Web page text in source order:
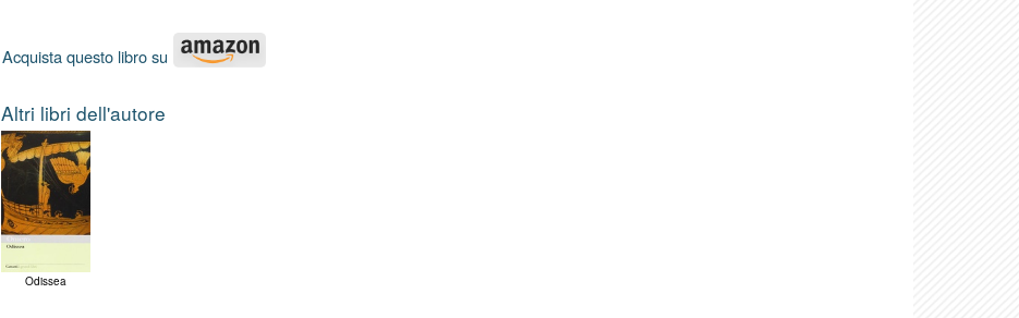
Acquista questo libro su
Altri libri dell'autore
Odissea